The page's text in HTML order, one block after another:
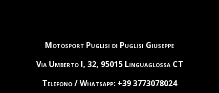
Motosport Puglisi di Puglisi Giuseppe
Via Umberto I, 32, 95015 Linguaglossa CT
Telefono / Whatsapp: +39 3773078024